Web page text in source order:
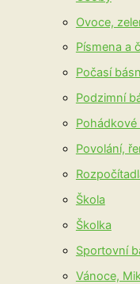
Ovoce,
Písmena a
Počasí
Podzimní
Povolání,
Škola
Školka
Sportovní
Vánoce,